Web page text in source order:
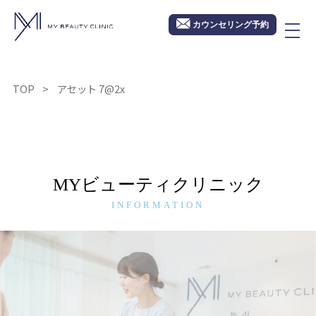
カウンセリング予約
TOP アセット 7@2x
MYビューティクリニック
INFORMATION